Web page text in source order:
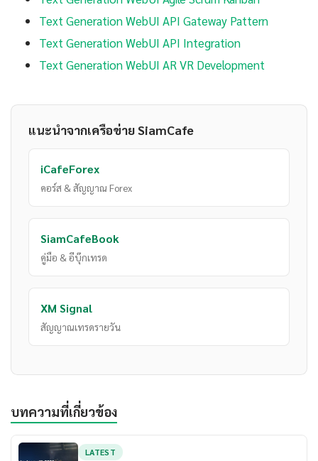
Text Generation WebUI API Gateway Pattern
Text Generation WebUI API Integration
Text Generation WebUI AR VR Development
แนะนำจากเครือข่าย SiamCafe
iCafeForex
คอร์ส & สัญญาณ Forex
SiamCafeBook
คู่มือ & อีบุ๊กเทรด
XM Signal
สัญญาณเทรดรายวัน
บทความที่เกี่ยวข้อง
LATEST